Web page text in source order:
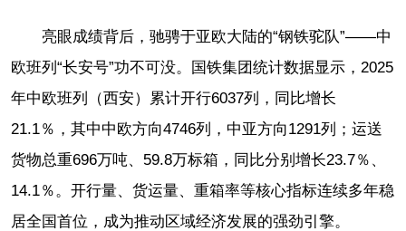
亮眼成绩背后，驰骋于亚欧大陆的“钢铁驼队”——中
欧班列“长安号”功不可没。国铁集团统计数据显示，2025
年中欧班列（西安）累计开行6037列，同比增长
21.1％，其中中欧方向4746列，中亚方向1291列；运送
货物总重696万吨、59.8万标箱，同比分别增长23.7％、
14.1％。开行量、货运量、重箱率等核心指标连续多年稳
居全国首位，成为推动区域经济发展的强劲引擎。